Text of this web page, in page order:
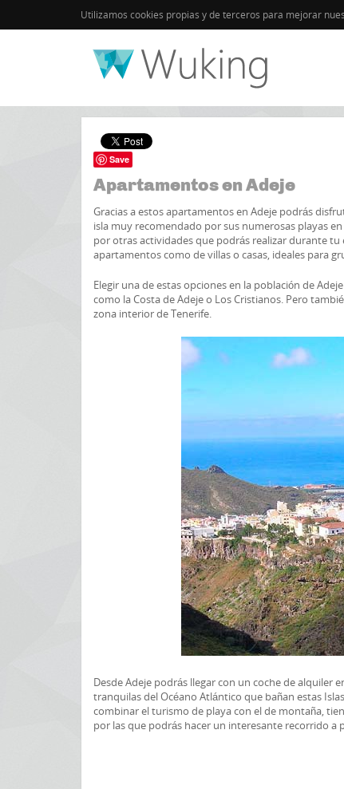
Utilizamos cookies propias y de terceros para mejorar
Save
Apartamentos en Adeje
Gracias a estos apartamentos en Adeje podrás
isla muy recomendado por sus numerosas playas
por otras actividades que podrás realizar durante
apartamentos como de villas o casas, ideales para
Elegir una de estas opciones en la población de
como la Costa de Adeje o Los Cristianos. Pero
zona interior de Tenerife.
Desde Adeje podrás llegar con un coche de alquiler
tranquilas del Océano Atlántico que bañan estas Islas
combinar el turismo de playa con el de montaña,
por las que podrás hacer un interesante recorrido a